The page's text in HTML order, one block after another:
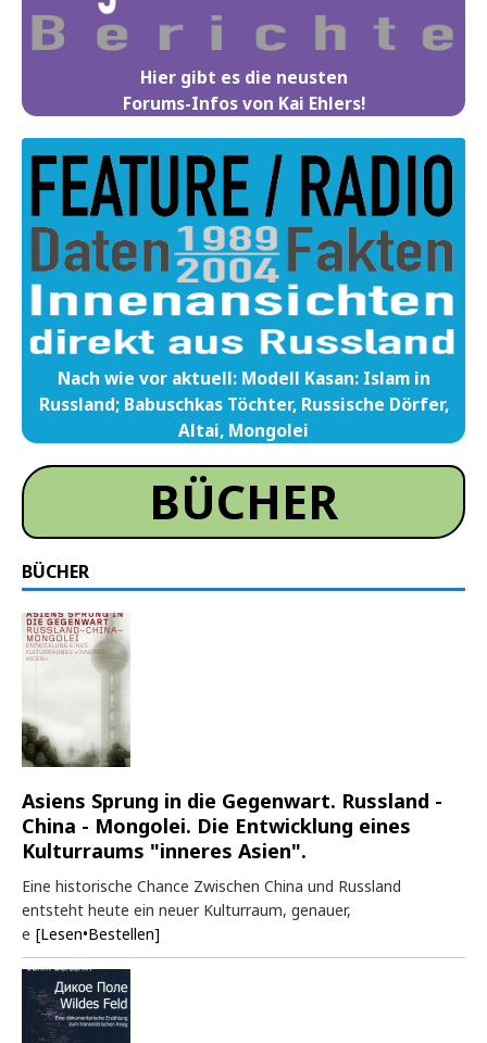
Hier gibt es die neusten
Forums-Infos von Kai Ehlers!
Nach wie vor aktuell: Modell Kasan: Islam in
Russland; Babuschkas Töchter, Russische Dörfer,
Altai, Mongolei
BÜCHER
BÜCHER
Asiens Sprung in die Gegenwart. Russland -
China - Mongolei. Die Entwicklung eines
Kulturraums "inneres Asien".
Eine historische Chance Zwischen China und Russland
entsteht heute ein neuer Kulturraum, genauer,
e [Lesen•Bestellen]